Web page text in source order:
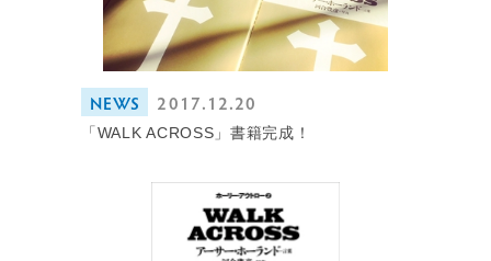
NEWS
2017.12.20
「WALK ACROSS」書籍完成！